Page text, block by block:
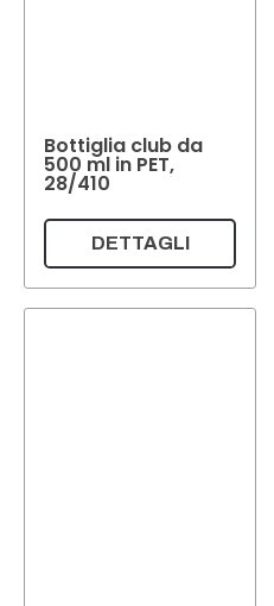
Bottiglia club da
500 ml in PET,
28/410
DETTAGLI